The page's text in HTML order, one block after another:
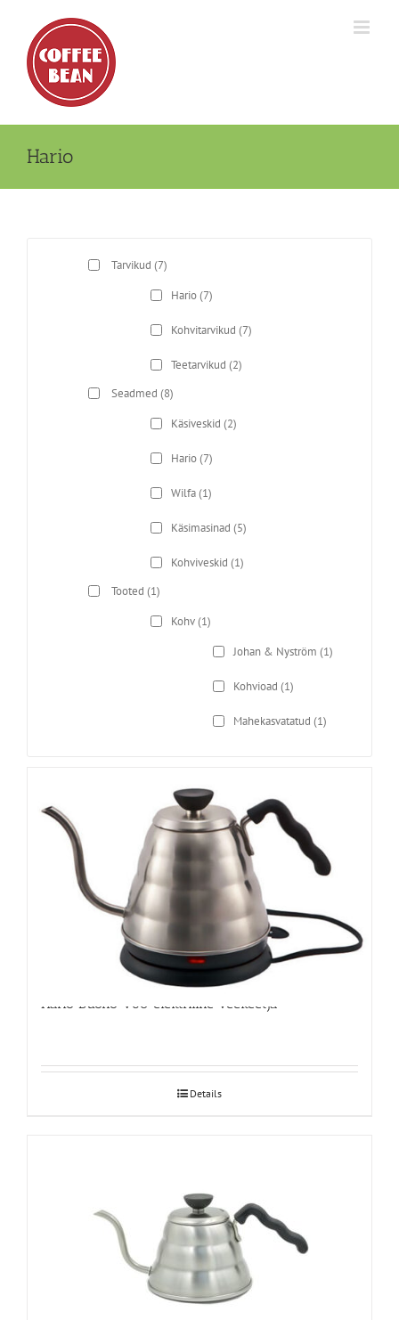
content
Hario
Tarvikud (7)
Hario(7)
Kohvitarvikud (7)
Teetarvikud (2)
Seadmed (8)
Käsiveskid (2)
Hario(7)
Wilfa(1)
Käsimasinad (5)
Kohviveskid (1)
Tooted (1)
Kohv(1)
Johan & Nyström (1)
Kohvioad (1)
Mahekasvatatud (1)
Hario Buono V60 elektriline veekeetja
Details